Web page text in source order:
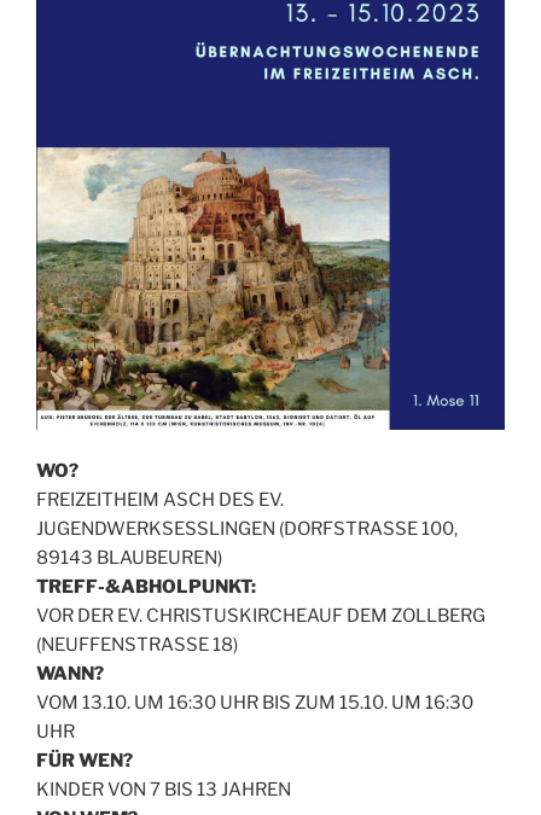
WO?
FREIZEITHEIM ASCH DES EV.
JUGENDWERKSESSLINGEN (DORFSTRASSE 100,
89143 BLAUBEUREN)
TREFF-&ABHOLPUNKT:
VOR DER EV. CHRISTUSKIRCHEAUF DEM ZOLLBERG
(NEUFFENSTRASSE 18)
WANN?
VOM 13.10. UM 16:30 UHR BIS ZUM 15.10. UM 16:30
UHR
FÜR WEN?
KINDER VON 7 BIS 13 JAHREN